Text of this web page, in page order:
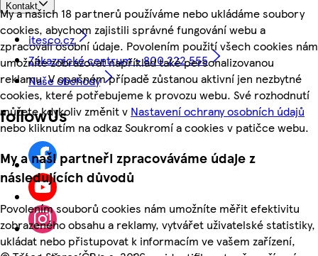
My a našich 18 partnerů používáme nebo ukládáme soubory
cookies, abychom zajistili správné fungování webu a
zpracovali osobní údaje. Povolením použití všech cookies nám
umožníte zobrazovat například také personalizovanou
reklamu. V opačném případě zůstanou aktivní jen nezbytné
cookies, které potřebujeme k provozu webu. Své rozhodnutí
můžete kdykoliv změnit v Nastavení ochrany osobních údajů
nebo kliknutím na odkaz Soukromí a cookies v patičce webu.
My a naši partneři zpracováváme údaje z
následujících důvodů
Povolením souborů cookies nám umožníte měřit efektivitu
zobrazeného obsahu a reklamy, vytvářet uživatelské statistiky,
ukládat nebo přistupovat k informacím ve vašem zařízení,
Kontakt
itesco.cz
Zákaznické centrum - 800 222 555
Naše obchody
followUs